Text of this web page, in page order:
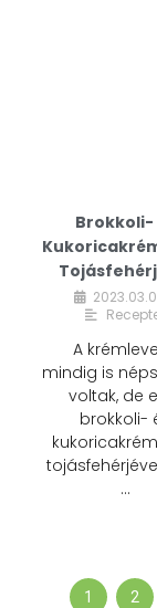
Brokkoli-
A
mindig is
voltak, de
brokkoli-
…
1 2